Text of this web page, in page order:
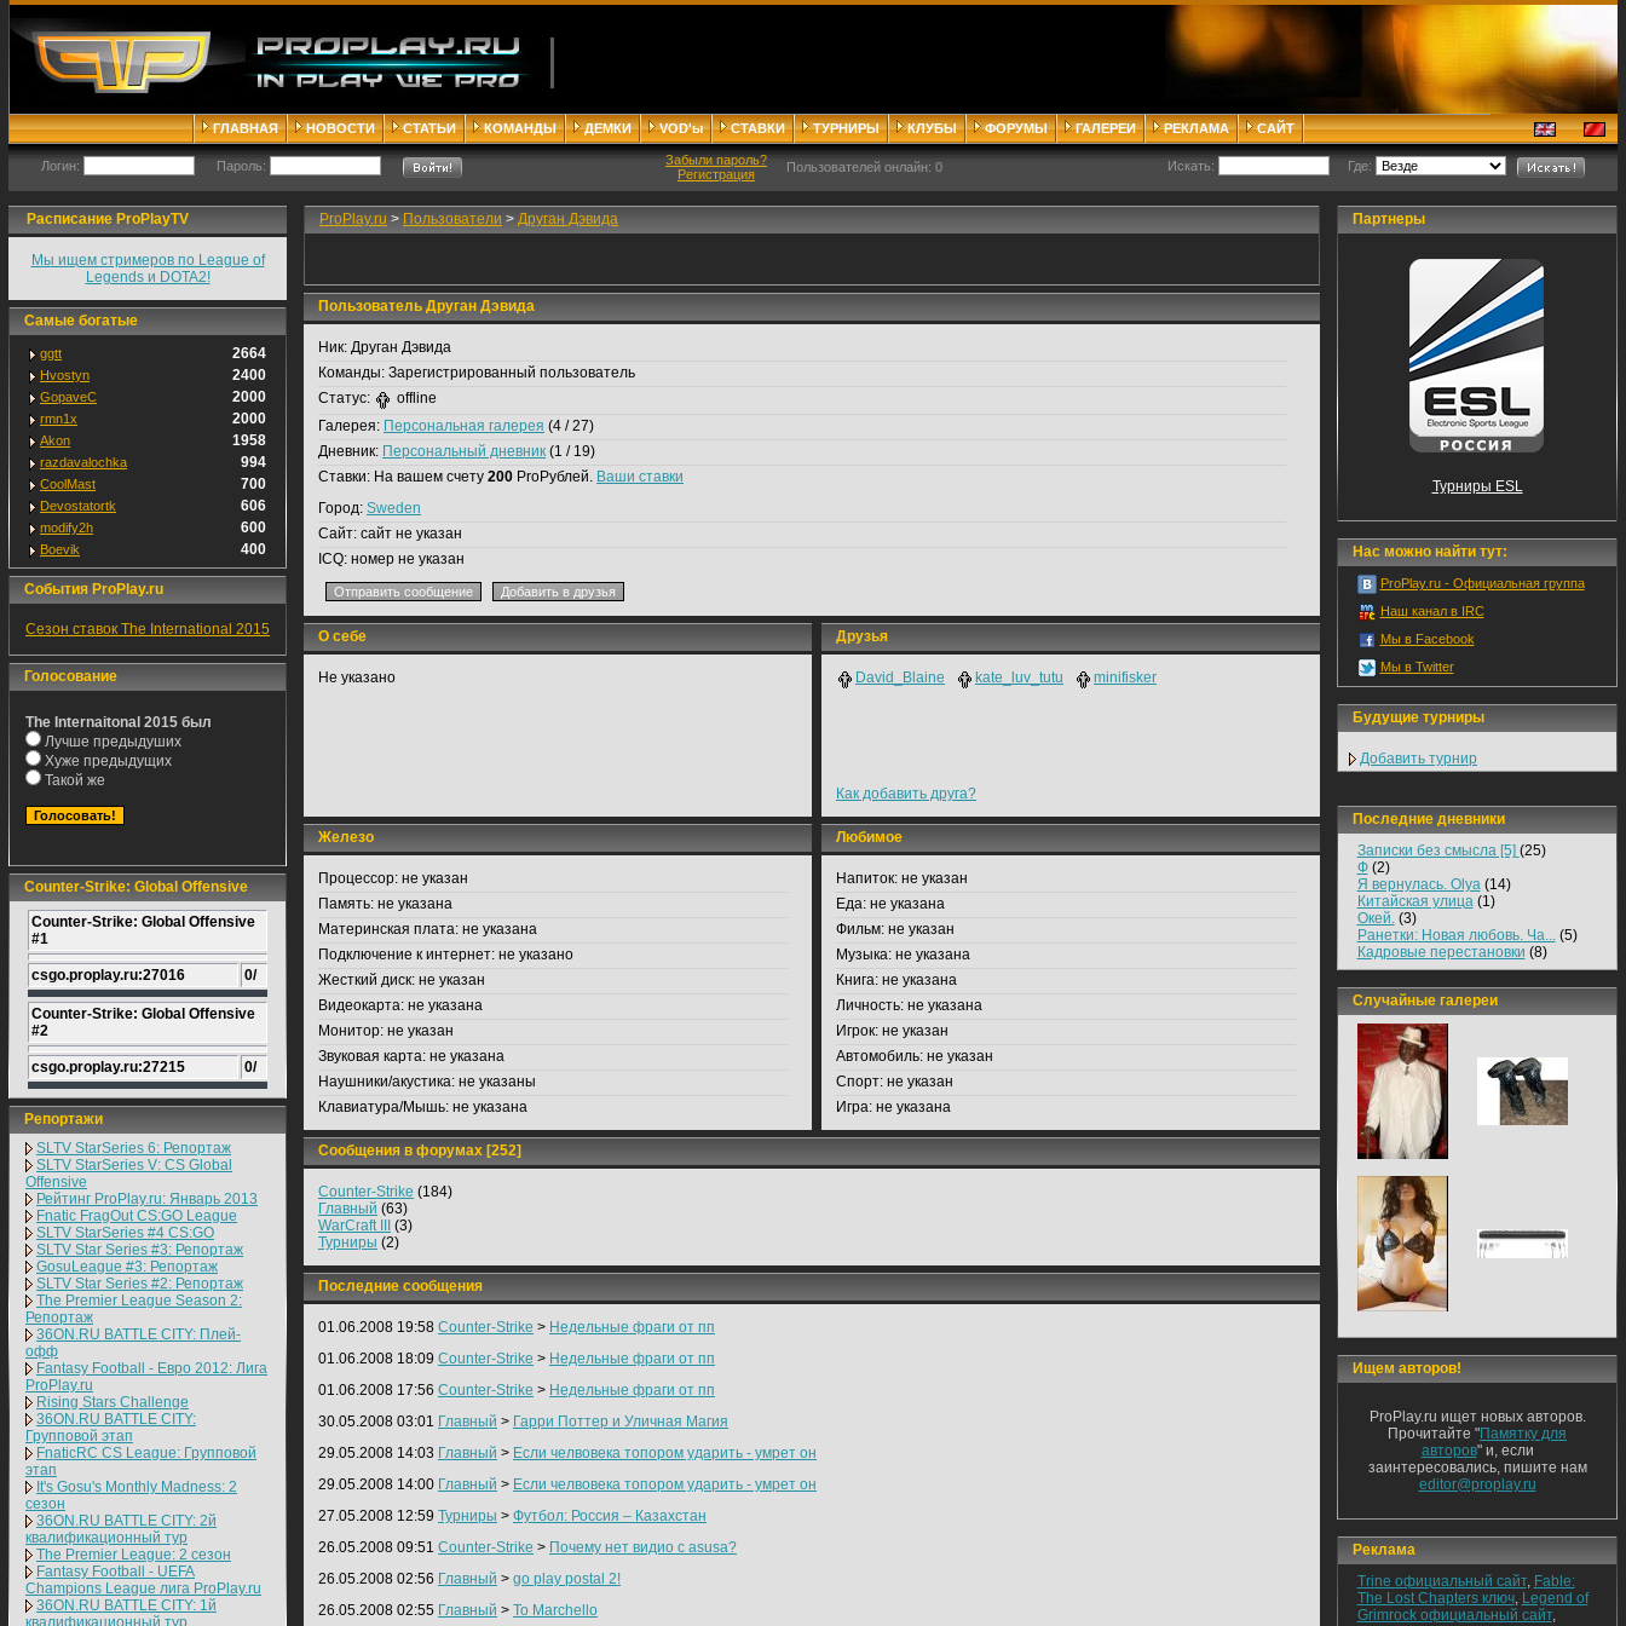
ГЛАВНАЯ НОВОСТИ СТАТЬИ КОМАНДЫ ДЕМКИ VOD'ы СТАВКИ ТУРНИРЫ КЛУБЫ ФОРУМЫ ГАЛЕРЕИ РЕКЛАМА САЙТ
Логин: Пароль:
Забыли пароль?
Регистрация
Пользователей онлайн: 0 Искать: Где:
Расписание ProPlayTV
Мы ищем стримеров по League of
Legends и DOTA2!
Самые богатые
ggtt 2664
Hvostyn 2400
GopaveC 2000
rmn1x 2000
Akon 1958
razdavalochka 994
CoolMast 700
Devostatortk 606
modify2h 600
Boevik 400
События ProPlay.ru
Сезон ставок The International 2015
Голосование
The Internaitonal 2015 был
Лучше предыдуших
Хуже предыдущих
Такой же
Counter-Strike: Global Offensive
Counter-Strike: Global Offensive
#1
csgo.proplay.ru:27016 0/
Counter-Strike: Global Offensive
#2
csgo.proplay.ru:27215 0/
Репортажи
SLTV StarSeries 6: Репортаж
SLTV StarSeries V: CS Global
Offensive
Рейтинг ProPlay.ru: Январь 2013
Fnatic FragOut CS:GO League
SLTV StarSeries #4 CS:GO
SLTV Star Series #3: Репортаж
GosuLeague #3: Репортаж
SLTV Star Series #2: Репортаж
The Premier League Season 2:
Репортаж
36ON.RU BATTLE CITY: Плей-
офф
Fantasy Football - Евро 2012: Лига
ProPlay.ru
Rising Stars Challenge
36ON.RU BATTLE CITY:
Групповой этап
FnaticRC CS League: Групповой
этап
It's Gosu's Monthly Madness: 2
сезон
36ON.RU BATTLE CITY: 2й
квалификационный тур
The Premier League: 2 cезон
Fantasy Football - UEFA
Champions League лига ProPlay.ru
36ON.RU BATTLE CITY: 1й
квалификационный тур
ProPlay.ru > Пользователи > Друган Дэвида
Пользователь Друган Дэвида
Ник: Друган Дэвида
Команды: Зарегистрированный пользователь
Статус:
offline
Галерея: Персональная галерея (4 / 27)
Дневник: Персональный дневник (1 / 19)
Ставки: На вашем счету 200 ProРублей. Ваши ставки
Город: Sweden
Сайт: сайт не указан
ICQ: номер не указан
О себе
Не указано
Друзья
David_Blaine kate_luv_tutu minifisker
Как добавить друга?
Железо
Процессор: не указан
Память: не указана
Материнская плата: не указана
Подключение к интернет: не указано
Жесткий диск: не указан
Видеокарта: не указана
Монитор: не указан
Звуковая карта: не указана
Наушники/акустика: не указаны
Клавиатура/Мышь: не указана
Любимое
Напиток: не указан
Еда: не указана
Фильм: не указан
Музыка: не указана
Книга: не указана
Личность: не указана
Игрок: не указан
Автомобиль: не указан
Спорт: не указан
Игра: не указана
Сообщения в форумах [252]
Counter-Strike (184)
Главный (63)
WarCraft III
(3)
Турниры (2)
Последние сообщения
01.06.2008 19:58 Counter-Strike > Недельные фраги от пп
01.06.2008 18:09 Counter-Strike > Недельные фраги от пп
01.06.2008 17:56 Counter-Strike > Недельные фраги от пп
30.05.2008 03:01 Главный > Гарри Поттер и Уличная Магия
29.05.2008 14:03 Главный > Если челвовека топором ударить - умрет он
29.05.2008 14:00 Главный > Если челвовека топором ударить - умрет он
27.05.2008 12:59 Турниры > Футбол: Россия – Казахстан
26.05.2008 09:51 Counter-Strike > Почему нет видио с asusa?
26.05.2008 02:56 Главный > go play postal 2!
26.05.2008 02:55 Главный > To Marchello
Партнеры
Турниры ESL
Нас можно найти тут:
ProPlay.ru - Официальная группа
Наш канал в IRC
Мы в Facebook
Мы в Twitter
Будущие турниры
Добавить турнир
Последние дневники
Записки без смысла [5] (25)
Ф(2)
Я вернулась. Olya(14)
Китайская улица(1)
Окей.(3)
Ранетки: Новая любовь. Ча...(5)
Кадровые перестановки (8)
Случайные галереи
Ищем авторов!
ProPlay.ru ищет новых авторов.
Прочитайте "Памятку для
авторов" и, если
заинтересовались, пишите нам
editor@proplay.ru
Реклама
Trine официальный сайт, Fable:
The Lost Chapters ключ, Legend of
Grimrock официальный сайт,